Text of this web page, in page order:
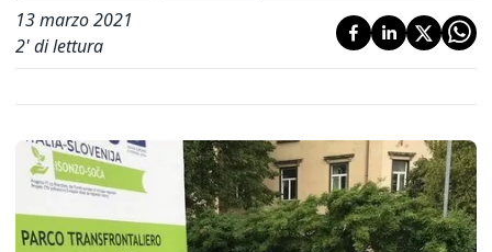
13 marzo 2021
2' di lettura